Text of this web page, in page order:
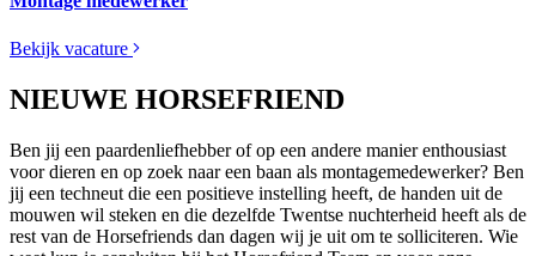
Bekijk vacature
NIEUWE HORSEFRIEND
Ben jij een paardenliefhebber of op een andere manier enthousiast
voor dieren en op zoek naar een baan als montagemedewerker? Ben
jij een techneut die een positieve instelling heeft, de handen uit de
mouwen wil steken en die dezelfde Twentse nuchterheid heeft als de
rest van de Horsefriends dan dagen wij je uit om te solliciteren. Wie